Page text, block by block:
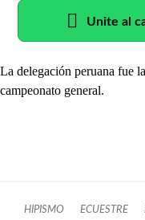
Unite al
La delegación peruana fue
campeonato general.
HIPISMO ECUESTRE